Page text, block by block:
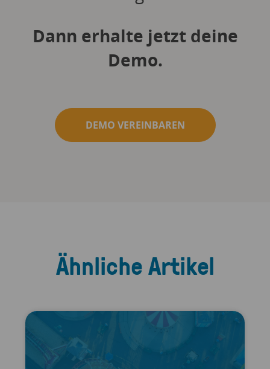
Dann erhalte jetzt deine
Demo.
DEMO VEREINBAREN
Ähnliche Artikel